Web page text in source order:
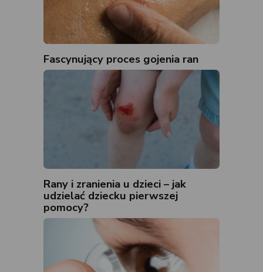
Fascynujący proces gojenia ran
Rany i zranienia u dzieci – jak
udzielać dziecku pierwszej
pomocy?